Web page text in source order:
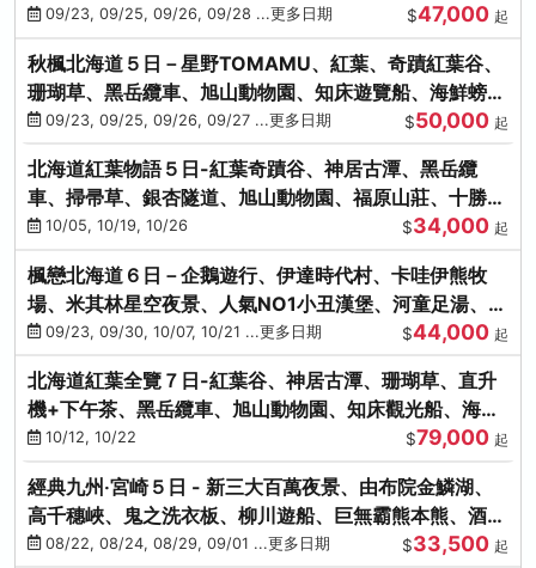
峠、豐平峽、螃蟹溫泉
09/23, 09/25, 09/26, 09/28 ...更多日期 $47,000 起
秋楓北海道５日－星野TOMAMU、紅葉、奇蹟紅葉谷、
珊瑚草、黑岳纜車、旭山動物園、知床遊覽船、海鮮螃蟹
和牛吃到飽
09/23, 09/25, 09/26, 09/27 ...更多日期 $50,000 起
北海道紅葉物語５日-紅葉奇蹟谷、神居古潭、黑岳纜
車、掃帚草、銀杏隧道、旭山動物園、福原山莊、十勝牧
場、冰的美術館
10/05, 10/19, 10/26 $34,000 起
楓戀北海道６日－企鵝遊行、伊達時代村、卡哇伊熊牧
場、米其林星空夜景、人氣NO1小丑漢堡、河童足湯、奇
幻燈遊步道、洞爺花火
09/23, 09/30, 10/07, 10/21 ...更多日期 $44,000 起
北海道紅葉全覽７日-紅葉谷、神居古潭、珊瑚草、直升
機+下午茶、黑岳纜車、旭山動物園、知床觀光船、海膽
涮涮鍋(不進免稅店)
10/12, 10/22 $79,000 起
經典九州‧宮崎５日 - 新三大百萬夜景、由布院金鱗湖、
高千穗峽、鬼之洗衣板、柳川遊船、巨無霸熊本熊、酒造
見學試飲
08/22, 08/24, 08/29, 09/01 ...更多日期 $33,500 起